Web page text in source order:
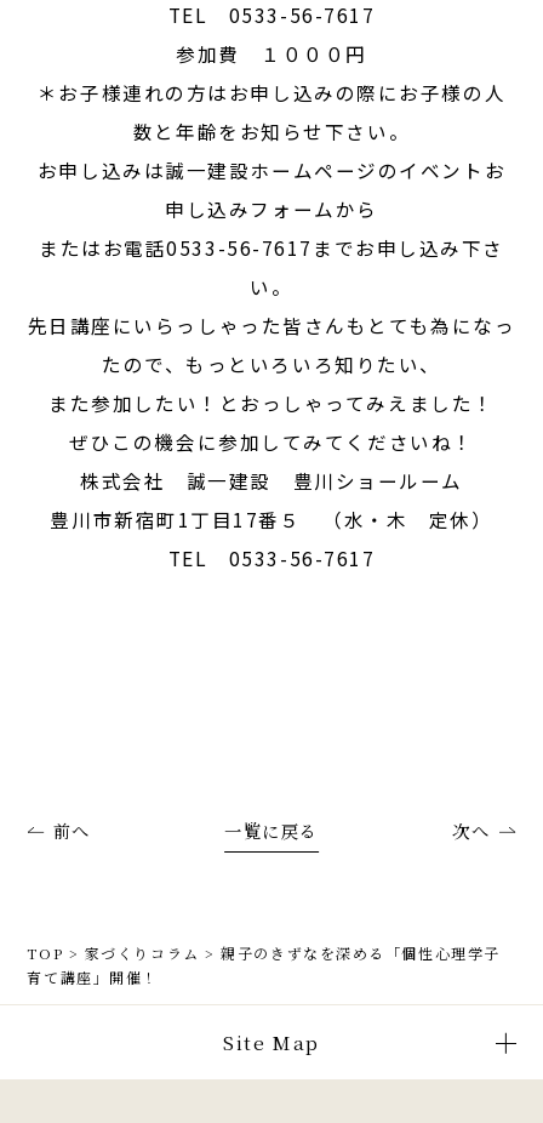
TEL 0533-56-7617
参加費 １０００円
＊お子様連れの方はお申し込みの際にお子様の人
数と年齢をお知らせ下さい。
お申し込みは誠一建設ホームページのイベントお
申し込みフォームから
またはお電話0533-56-7617までお申し込み下さ
い。
先日講座にいらっしゃった皆さんもとても為になっ
たので、もっといろいろ知りたい、
また参加したい！とおっしゃってみえました！
ぜひこの機会に参加してみてくださいね！
株式会社 誠一建設 豊川ショールーム
豊川市新宿町1丁目17番５ （水・木 定休）
TEL 0533-56-7617
前へ 次へ
一覧に戻る
TOP > 家づくりコラム >親子のきずなを深める「個性心理学子
育て講座」開催！
Site Map